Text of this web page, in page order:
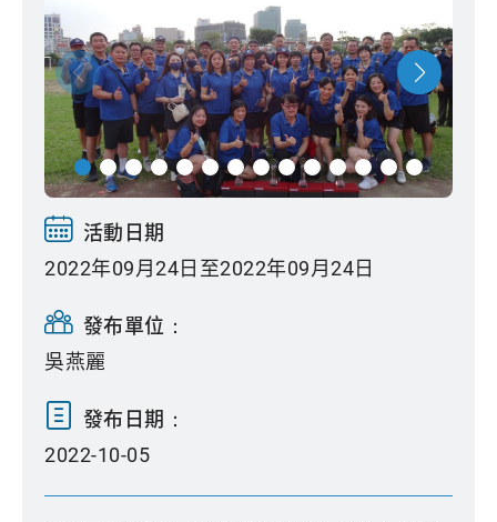
活動日期
2022年09月24日至2022年09月24日
發布單位：
吳燕麗
發布日期：
2022-10-05